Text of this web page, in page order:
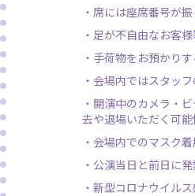
・席には座席番号が
・足が不自由なお客
・手荷物をお預かり
・会場内ではスタッ
・開演中のカメラ・
去や退場いただく可
・会場内でのマスク
・公演当日と前日に
・新型コロナウイル